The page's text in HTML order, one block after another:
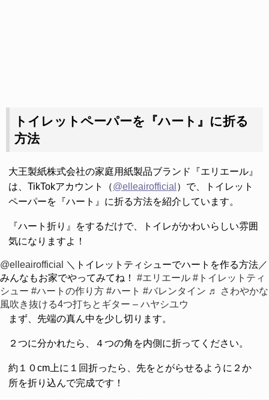
トイレットペーパーを『ハート』に折る
方法
大王製紙株式会社の家庭用紙製品ブランド『エリエール』
は、TikTokアカウント（@elleairofficial ）で、トイレット
ペーパーを『ハート』に折る方法を紹介しています。
『ハート折り』をするだけで、トイレがかわいらしい雰囲
気になりますよ！
@elleairofficial
＼トイレットティシューでハートを作る方法／
みんなもお家でやってみてね！ #エリエール #トイレットティ
シュー #ハートの作り方 #ハート #バレンタイン ♬ さわやかな
風吹き抜ける4つ打ちとギター – ハヤシユウ
まず、先端の真ん中を少し切ります。
２つに分かれたら、４つの角を内側に折ってください。
約１０cm上に１回折ったら、先をとがらせるように２か
所を折り込んで完成です！